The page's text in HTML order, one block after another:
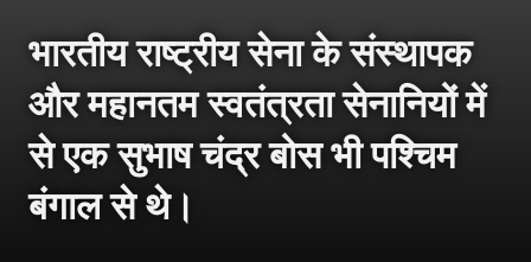
भारतीय राष्ट्रीय सेना के संस्थापक
और महानतम स्वतंत्रता सेनानियों में
से एक सुभाष चंद्र बोस भी पश्चिम
बंगाल से थे।